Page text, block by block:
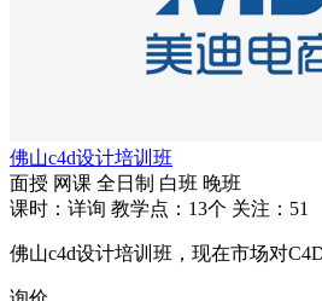
佛山c4d设计培训班
面授 网课 全日制 白班 晚班
课时：详询 教学点：13个 关注：51
佛山c4d设计培训班，现在市场对